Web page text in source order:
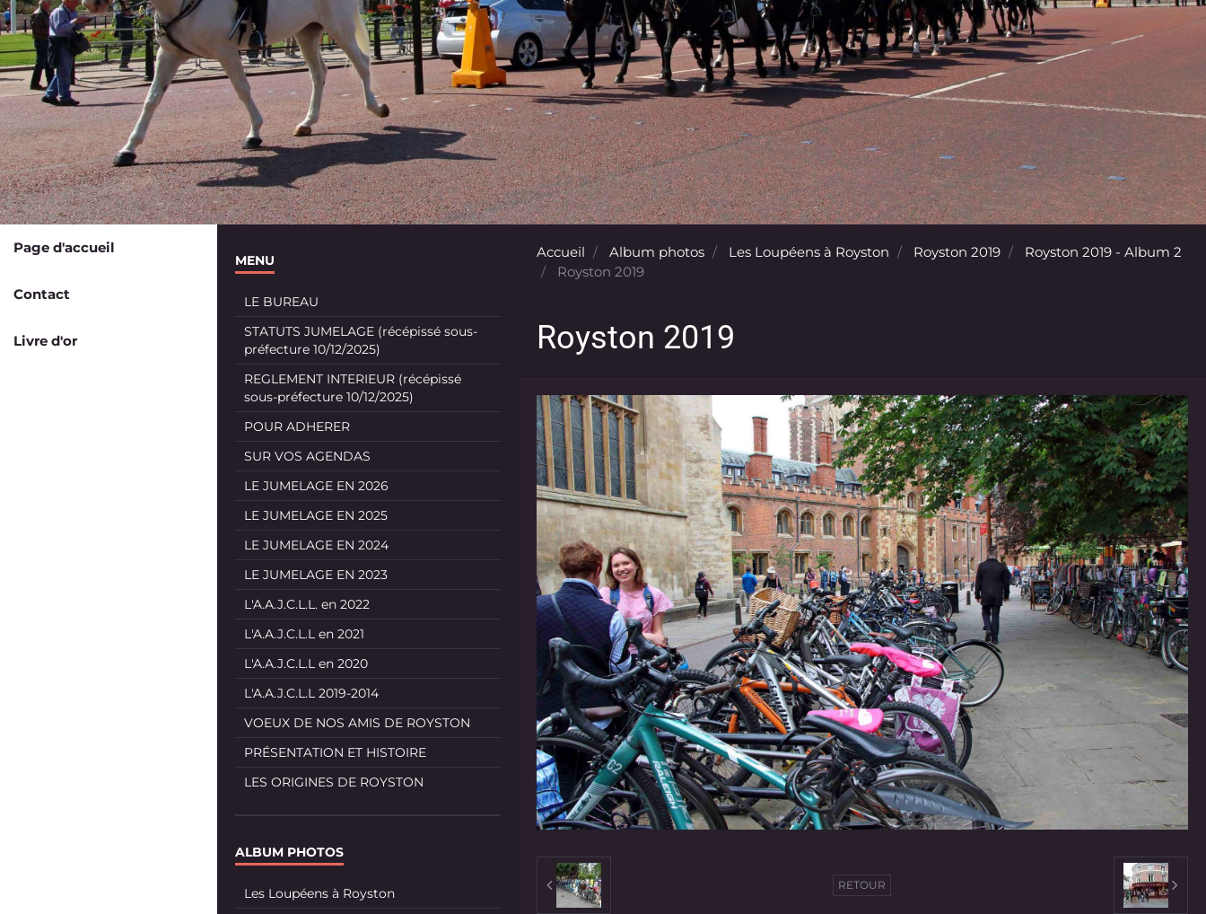
Page d'accueil
Contact
Livre d'or
Accueil Album photos Les Loupéens à Royston Royston 2019
Royston 2019 - Album 2
Royston 2019
Royston 2019
RETOUR
MENU
LE BUREAU
STATUTS JUMELAGE (récépissé sous-
préfecture 10/12/2025)
REGLEMENT INTERIEUR (récépissé
sous-préfecture 10/12/2025)
POUR ADHERER
SUR VOS AGENDAS
LE JUMELAGE EN 2026
LE JUMELAGE EN 2025
LE JUMELAGE EN 2024
LE JUMELAGE EN 2023
L'A.A.J.C.L.L. en 2022
L'A.A.J.C.L.L en 2021
L'A.A.J.C.L.L en 2020
L'A.A.J.C.L.L 2019-2014
VOEUX DE NOS AMIS DE ROYSTON
PRÉSENTATION ET HISTOIRE
LES ORIGINES DE ROYSTON
ALBUM PHOTOS
Les Loupéens à Royston